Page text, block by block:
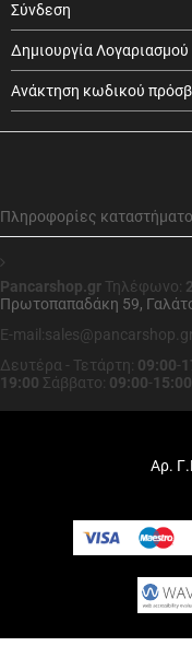
Σύνδεση
Δημιουργία Λογαριασμού
Ανάκτηση κωδικού
Πληροφορίες
Pancarshop.gr Τηλέφωνο:
Πρωτοπαπαδάκη 59,
E-mail:sales@pancarshop.gr
Δευτέρα - Τετάρτη: 09:00-
19:00 Σάββατο: 09:00-15:00
Αρ.